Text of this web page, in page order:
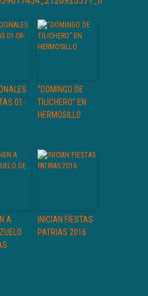
01-
“DOMINGO DE
TILICHERO” EN
HERMOSILLO
A
INICIAN FIESTAS
PATRIAS 2016